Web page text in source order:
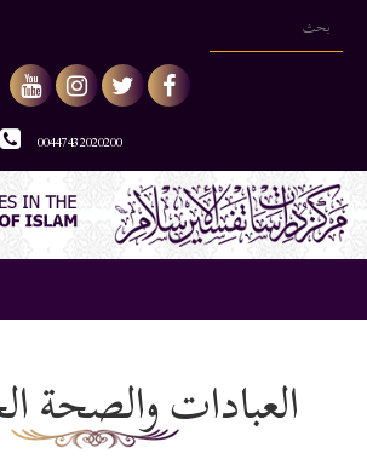
00447432020200
العبادات والصحة